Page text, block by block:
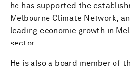
he has supported the
Melbourne Climate Network,
leading economic growth in
sector.
He is also a board member of